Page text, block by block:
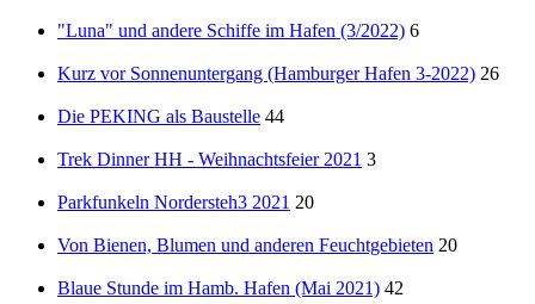
"Luna" und andere Schiffe im Hafen (3/2022) 6
Kurz vor Sonnenuntergang (Hamburger Hafen 3-2022) 26
Die PEKING als Baustelle 44
Trek Dinner HH - Weihnachtsfeier 2021 3
Parkfunkeln Nordersteh3 2021 20
Von Bienen, Blumen und anderen Feuchtgebieten 20
Blaue Stunde im Hamb. Hafen (Mai 2021) 42